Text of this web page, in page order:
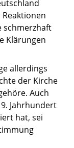
schmerzhaft
Klärungen
allerdings
der Kirche
Auch
Jahrhundert
hat, sei